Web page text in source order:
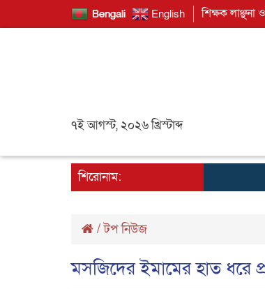
Bengali English শিক্ষক লাঞ্ছনা
৭ই আগস্ট, ২০২৬ খ্রিস্টাব্দ
শিরোনাম:
/টপ নিউজ
মসজিদের ইমামের হাত ধরে